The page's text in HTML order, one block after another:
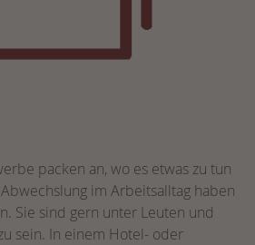
packen an, wo es etwas zu tun
im Arbeitsalltag haben
Sie sind gern unter Leuten und
sein. In einem Hotel- oder